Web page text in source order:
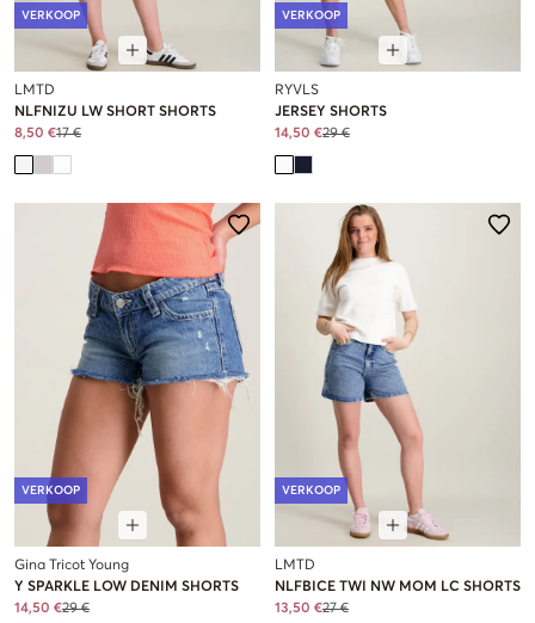
VERKOOP
LMTD
NLFNIZU LW SHORT SHORTS
8,50 €17 €
VERKOOP
RYVLS
JERSEY SHORTS
14,50 €29 €
VERKOOP
Gina Tricot Young
Y SPARKLE LOW DENIM SHORTS
14,50 €29 €
VERKOOP
LMTD
NLFBICE TWI NW MOM LC SHORTS
13,50 €27 €